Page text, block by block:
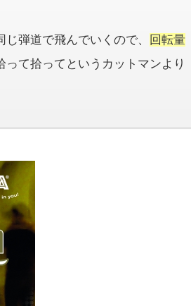
弾道で飛んでいくので、
回転量
って拾ってというカットマンより